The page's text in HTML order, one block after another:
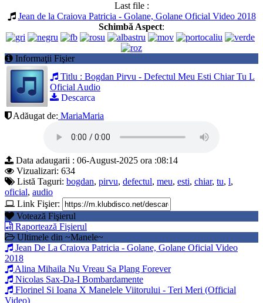
Last file :
Jean de la Craiova Patricia - Golane, Golane Oficial Video 2018
Schimbă Aspect:
Informaţii Fişier
Titlu : Bogdan Pirvu - Defectul Meu Esti Chiar Tu L
Oficial Audio
Descarca
Adăugat de: MariaMaria
Data adaugarii : 06-August-2025 ora :08:14
Vizualizari: 634
Listă Taguri: bogdan, pirvu, defectul, meu, esti, chiar, tu, l,
oficial, audio
Link Fişier:
Votează Fişierul
Raportează Fişierul
Ultimele din ~Manele~
Jean De La Craiova Patricia - Golane, Golane Oficial Video
2018
Alina Mihaila Nu Vreau Sa Plang Forever
Nicolas Sax-Da-I Bombardamente
Florinel Si Ioana X Manelele Viitorului - Teri Meri (Official
Video)